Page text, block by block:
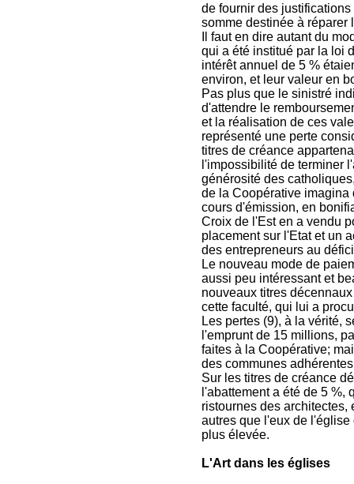
de fournir des
somme destinée à réparer
Il faut en dire autant du
qui a été institué par la loi
intérêt annuel de 5 %
environ, et leur valeur en
Pas plus que le sinistré
d'attendre le
et la réalisation de ces
représenté une perte
titres de créance
l'impossibilité de terminer
générosité des
de la Coopérative
cours d'émission, en
Croix de l'Est en a vendu
placement sur l'Etat et un
des entrepreneurs au
Le nouveau mode de
aussi peu intéressant et
nouveaux titres
cette faculté, qui lui a
Les pertes (9), à la vérité,
l'emprunt de 15 millions,
faites à la Coopérative;
des communes
Sur les titres de créance
l'abattement a été de 5 %,
ristournes des architectes,
autres que l'eux de
plus élevée.
L'Art dans les églises